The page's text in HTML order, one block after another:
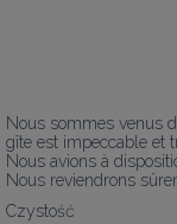
Nous sommes venus
gîte est impeccable et
Nous avions à
Nous reviendrons
Czystość